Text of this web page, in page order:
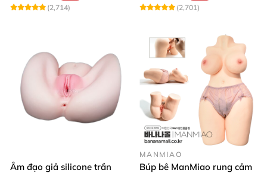
(2,714)
(2,701)
Âm đạo giả silicone trần
MANMIAO
Búp bê ManMiao rung cảm